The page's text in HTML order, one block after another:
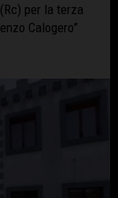
per la terza
Calogero”